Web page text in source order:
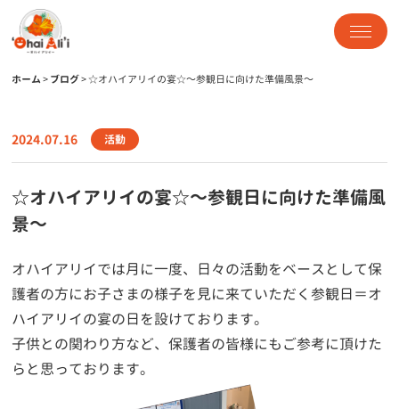
ホーム>ブログ>☆オハイアリイの宴☆～参観日に向けた準備風景～
2024.07.16 活動
☆オハイアリイの宴☆～参観日に向けた準備風
景～
オハイアリイでは月に一度、日々の活動をベースとして保
護者の方にお子さまの様子を見に来ていただく参観日＝オ
ハイアリイの宴の日を設けております。
子供との関わり方など、保護者の皆様にもご参考に頂けた
らと思っております。